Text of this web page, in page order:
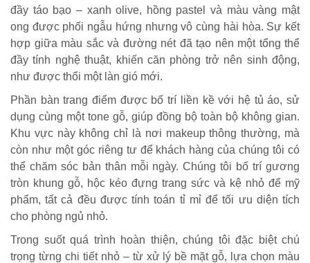
đầy táo bạo – xanh olive, hồng pastel và màu vàng mật
ong được phối ngẫu hứng nhưng vô cùng hài hòa. Sự kết
hợp giữa màu sắc và đường nét đã tạo nên một tổng thể
đầy tính nghệ thuật, khiến căn phòng trở nên sinh động,
như được thổi một làn gió mới.
Phần bàn trang điểm được bố trí liền kề với hệ tủ áo, sử
dụng cùng một tone gỗ, giúp đồng bộ toàn bộ không gian.
Khu vực này không chỉ là nơi makeup thông thường, mà
còn như một góc riêng tư để khách hàng của chúng tôi có
thể chăm sóc bản thân mỗi ngày. Chúng tôi bố trí gương
tròn khung gỗ, hộc kéo đựng trang sức và kệ nhỏ để mỹ
phẩm, tất cả đều được tính toán tỉ mỉ để tối ưu diện tích
cho phòng ngủ nhỏ.
Trong suốt quá trình hoàn thiện, chúng tôi đặc biệt chú
trọng từng chi tiết nhỏ – từ xử lý bề mặt gỗ, lựa chọn màu